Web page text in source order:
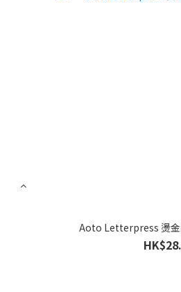
Aoto Letterpress 燙